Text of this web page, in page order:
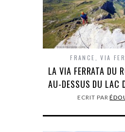
FRANCE ,VIA
LA VIA FERRATA DU
AU-DESSUS DU LAC
ECRIT PAR